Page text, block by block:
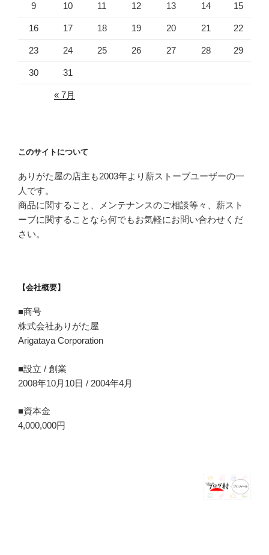
9 10 11 12 13 14 15
16 17 18 19 20 21 22
23 24 25 26 27 28 29
30 31
« 7月
このサイトについて
ありがた屋の店主も2003年より薪ストーブユーザーの一
人です。
商品に関すること、メンテナンスのご相談等々、薪スト
ーブに関することなら何でもお気軽にお問い合わせくだ
さい。
【会社概要】
■商号
株式会社ありがた屋
Arigataya Corporation
■設立 / 創業
2008年10月10日 / 2004年4月
■資本金
4,000,000円